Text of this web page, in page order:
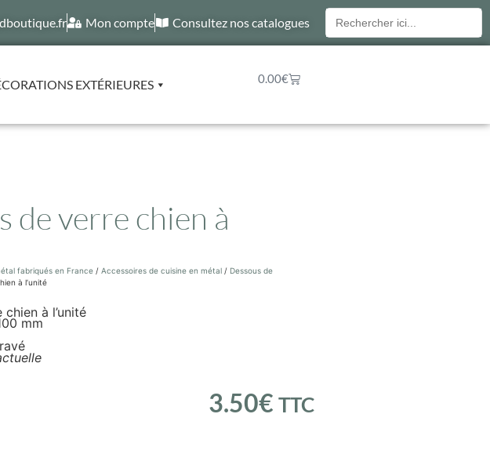
Mon compte Consultez nos catalogues
Recherche
pour :
EXTÉRIEURES 0.00€
de verre chien à
fabriqués en France / Accessoires de cuisine en métal / Dessous de
à l’unité
à l’unité
mm
3.50€ TTC